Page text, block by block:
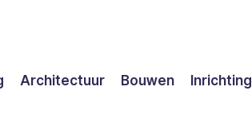
Architectuur Bouwen Inrichting